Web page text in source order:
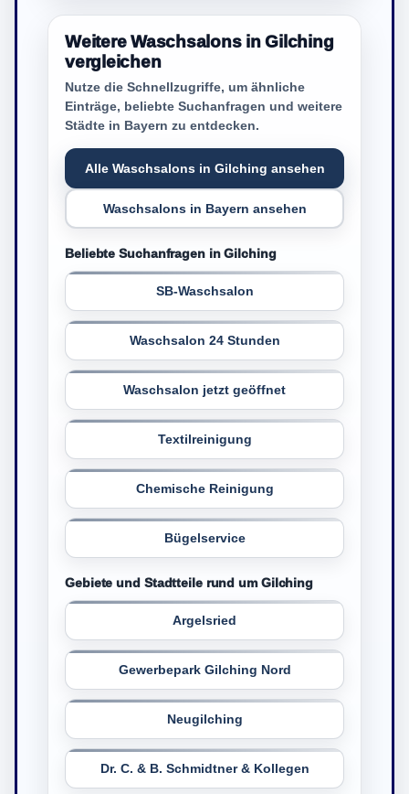
Weitere Waschsalons in Gilching
vergleichen
Nutze die Schnellzugriffe, um ähnliche
Einträge, beliebte Suchanfragen und weitere
Städte in Bayern zu entdecken.
Alle Waschsalons in Gilching ansehen
Waschsalons in Bayern ansehen
Beliebte Suchanfragen in Gilching
SB-Waschsalon
Waschsalon 24 Stunden
Waschsalon jetzt geöffnet
Textilreinigung
Chemische Reinigung
Bügelservice
Gebiete und Stadtteile rund um Gilching
Argelsried
Gewerbepark Gilching Nord
Neugilching
Dr. C. & B. Schmidtner & Kollegen